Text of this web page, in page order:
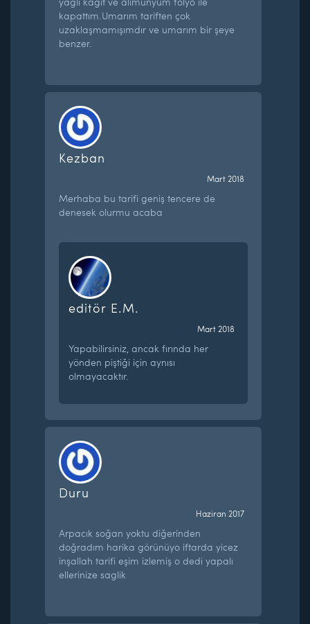
kapattım.Umarım tariften çok
uzaklaşmamışımdır ve umarım bir şeye
benzer.
Kezban
Mart 2018
Merhaba bu tarifi geniş tencere de
denesek olurmu acaba
editör E.M.
Mart 2018
Yapabilirsiniz, ancak fırında her
yönden piştiği için aynısı
olmayacaktır.
Duru
Haziran 2017
Arpacık soğan yoktu diğerinden
doğradım harika görünüyo iftarda yicez
inşallah tarifi eşim izlemiş o dedi yapalı
ellerinize saglik